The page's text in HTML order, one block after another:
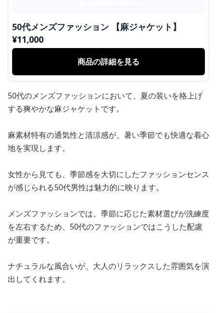
50代メンズファッション 【麻ジャケット】
¥11,000
商品の詳細を見る
50代のメンズファッションにおいて、夏の装いを格上げ
する爽やかな麻ジャケットです。
麻素材特有の通気性と清涼感が、暑い季節でも快適な着心
地を実現します。
女性から見ても、季節感を大切にしたファッションセンス
が感じられる50代男性は魅力的に映ります。
メンズファッションでは、季節に応じた素材選びが洗練度
を左右するため、50代のファッションではこうした配慮
が重要です。
ナチュラルな風合いが、大人のリラックスした雰囲気を演
出してくれます。